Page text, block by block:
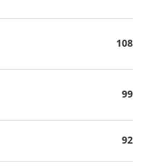
108
99
92